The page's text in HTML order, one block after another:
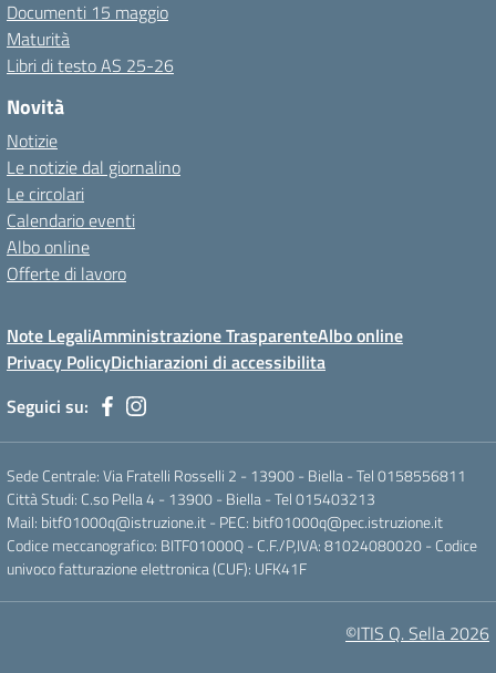
Documenti 15 maggio
Maturità
Libri di testo AS 25-26
Novità
Notizie
Le notizie dal giornalino
Le circolari
Calendario eventi
Albo online
Offerte di lavoro
Note LegaliAmministrazione TrasparenteAlbo online
Privacy PolicyDichiarazioni di accessibilita
Seguici su:
Sede Centrale: Via Fratelli Rosselli 2 - 13900 - Biella - Tel 0158556811
Città Studi: C.so Pella 4 - 13900 - Biella - Tel 015403213
Mail: bitf01000q@istruzione.it- PEC: bitf01000q@pec.istruzione.it
Codice meccanografico: BITF01000Q - C.F./P,IVA: 81024080020 - Codice
univoco fatturazione elettronica (CUF): UFK41F
©ITIS Q. Sella 2026